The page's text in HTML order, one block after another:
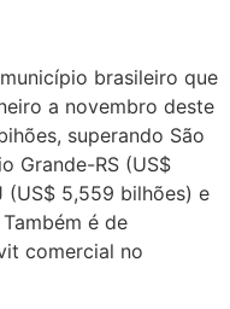
brasileiro que
a novembro deste
superando São
Grande-RS (US$
(US$ 5,559 bilhões) e
é de
comercial no